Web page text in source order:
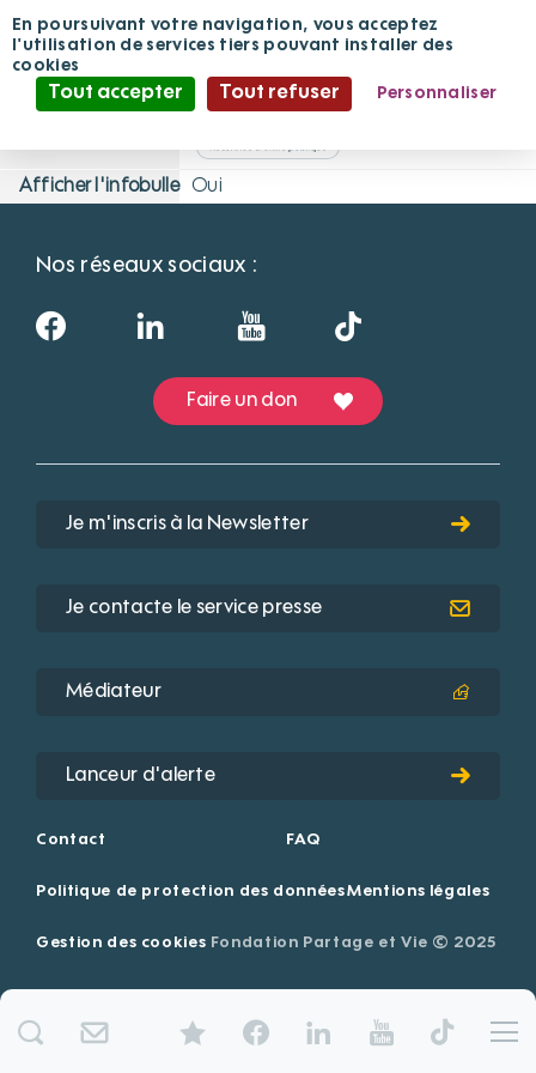
PASA
Adminfpv · le 26/11/2020 à 10:06
Afficher l'infobulle Oui
Nos réseaux sociaux :
Faire un don
Je m'inscris à la Newsletter
Je contacte le service presse
Médiateur
Lanceur d'alerte
Contact FAQ
Politique de protection des donnéesMentions légales
Gestion des cookies Fondation Partage et Vie © 2025
En poursuivant votre navigation, vous acceptez
l'utilisation de services tiers pouvant installer des
cookies
Tout accepter Tout refuser
Personnaliser